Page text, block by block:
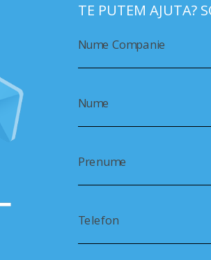
TE PUTEM AJUTA?
Nume Companie
Nume
Prenume
Telefon